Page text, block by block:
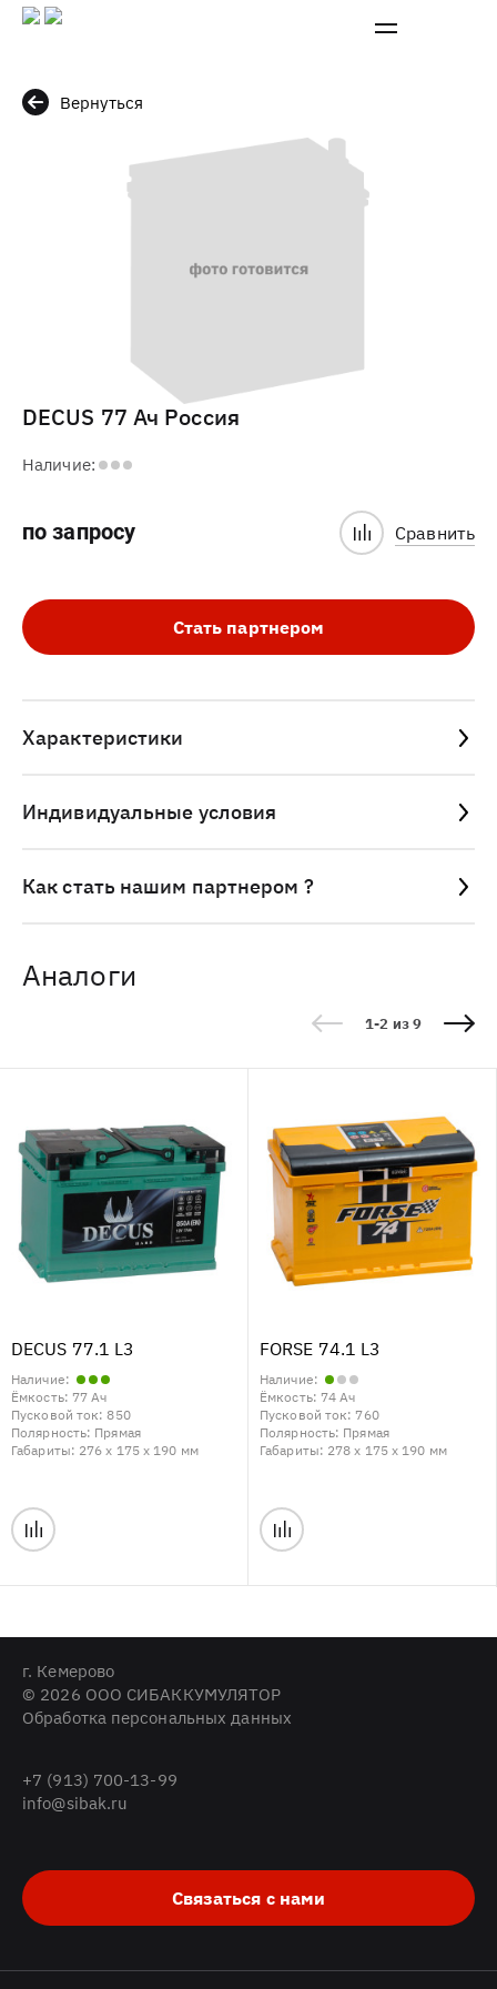
Вернуться
DECUS 77 Ач Россия
Наличие:
по запросу Сравнить
Стать партнером
Характеристики
Индивидуальные условия
Как стать нашим партнером ?
Аналоги
1-2 из 9
DECUS 77.1 L3
Наличие:
Ёмкость: 77 Ач
Пусковой ток:850
Полярность: Прямая
Габариты: 276 x 175 x 190 мм
FORSE 74.1 L3
Наличие:
Ёмкость: 74 Ач
Пусковой ток: 760
Полярность: Прямая
Габариты: 278 x 175 x 190 мм
г. Кемерово
© 2026 ООО СИБАККУМУЛЯТОР
Обработка персональных данных
+7 (913) 700-13-99
info@sibak.ru
Связаться с нами